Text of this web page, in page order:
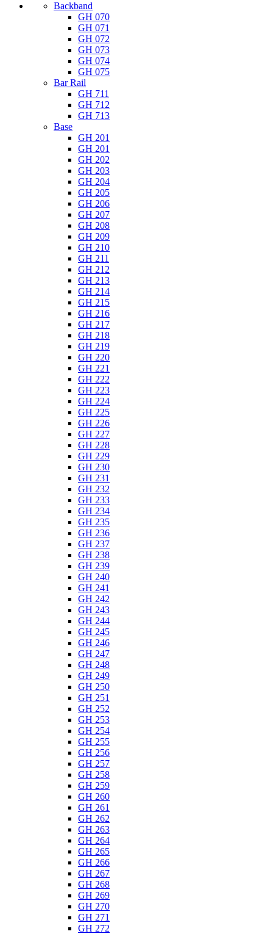
Backband
GH 070
GH 071
GH 072
GH 073
GH 074
GH 075
Bar Rail
GH 711
GH 712
GH 713
Base
GH 201
GH 201
GH 202
GH 203
GH 204
GH 205
GH 206
GH 207
GH 208
GH 209
GH 210
GH 211
GH 212
GH 213
GH 214
GH 215
GH 216
GH 217
GH 218
GH 219
GH 220
GH 221
GH 222
GH 223
GH 224
GH 225
GH 226
GH 227
GH 228
GH 229
GH 230
GH 231
GH 232
GH 233
GH 234
GH 235
GH 236
GH 237
GH 238
GH 239
GH 240
GH 241
GH 242
GH 243
GH 244
GH 245
GH 246
GH 247
GH 248
GH 249
GH 250
GH 251
GH 252
GH 253
GH 254
GH 255
GH 256
GH 257
GH 258
GH 259
GH 260
GH 261
GH 262
GH 263
GH 264
GH 265
GH 266
GH 267
GH 268
GH 269
GH 270
GH 271
GH 272